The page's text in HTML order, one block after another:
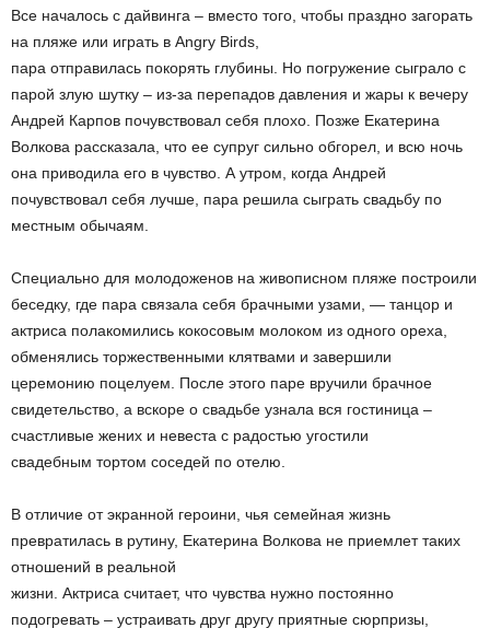
Все началось с дайвинга – вместо того, чтобы праздно загорать
на пляже или играть в Angry Birds,
пара отправилась покорять глубины. Но погружение сыграло с
парой злую шутку – из-за перепадов давления и жары к вечеру
Андрей Карпов почувствовал себя плохо. Позже Екатерина
Волкова рассказала, что ее супруг сильно обгорел, и всю ночь
она приводила его в чувство. А утром, когда Андрей
почувствовал себя лучше, пара решила сыграть свадьбу по
местным обычаям.
Специально для молодоженов на живописном пляже построили
беседку, где пара связала себя брачными узами, — танцор и
актриса полакомились кокосовым молоком из одного ореха,
обменялись торжественными клятвами и завершили
церемонию поцелуем. После этого паре вручили брачное
свидетельство, а вскоре о свадьбе узнала вся гостиница –
счастливые жених и невеста с радостью угостили
свадебным тортом соседей по отелю.
В отличие от экранной героини, чья семейная жизнь
превратилась в рутину, Екатерина Волкова не приемлет таких
отношений в реальной
жизни. Актриса считает, что чувства нужно постоянно
подогревать – устраивать друг другу приятные сюрпризы,